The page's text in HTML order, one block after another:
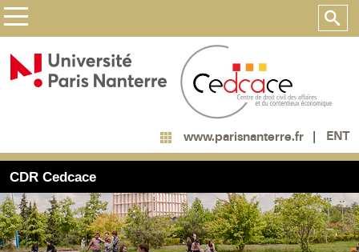
www.parisnanterre.fr ENT
CDR Cedcace